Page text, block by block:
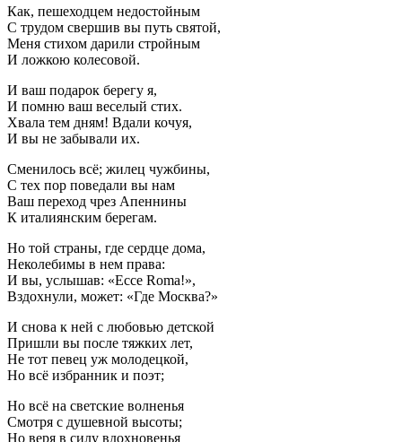
Как, пешеходцем недостойным
С трудом свершив вы путь святой,
Меня стихом дарили стройным
И ложкою колесовой.
И ваш подарок берегу я,
И помню ваш веселый стих.
Хвала тем дням! Вдали кочуя,
И вы не забывали их.
Сменилось всё; жилец чужбины,
С тех пор поведали вы нам
Ваш переход чрез Апеннины
К италиянским берегам.
Но той страны, где сердце дома,
Неколебимы в нем права:
И вы, услышав: «Ecce Roma!»,
Вздохнули, может: «Где Москва?»
И снова к ней с любовью детской
Пришли вы после тяжких лет,
Не тот певец уж молодецкой,
Но всё избранник и поэт;
Но всё на светские волненья
Смотря с душевной высоты;
Но веря в силу вдохновенья